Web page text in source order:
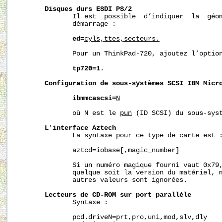
Disques durs ESDI
PS/2
Il est  possible  d’indiquer  la
              démarrage :
ed=cyls,ttes,secteurs.
Pour un ThinkPad-720, ajoutez
tp720=1 .
Configuration de sous-systèmes SCSI IBM
ibmmcascsi=N
              où N est le
pun (ID SCSI) du sous-
L’ interface Aztech
La syntaxe pour ce type de carte est
              aztcd=iobase[,magic_number]
Si un numéro magique fourni vaut
quelque soit la version du matériel,
              autres valeurs sont ignorées.
Lecteurs de CD-ROM sur port
parallèle
              Syntaxe :
              pcd.driveN=prt,pro,uni,mod,slv,dly